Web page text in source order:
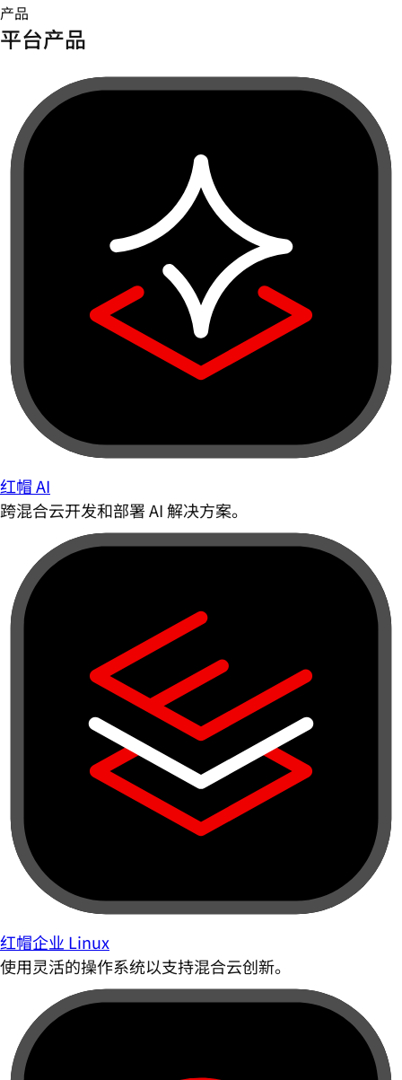
产品
平台产品
红帽 AI
跨混合云开发和部署 AI 解决方案。
红帽企业 Linux
使用灵活的操作系统以支持混合云创新。